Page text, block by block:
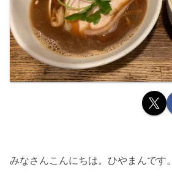
みなさんこんにちは。ひやまんです。